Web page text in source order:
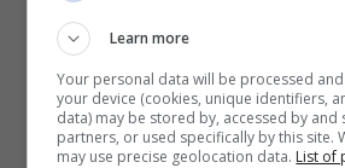
nasconde una leggenda
conosciuta solo dai residenti.
tradizione locale, il lago è in
d’accesso a un regno
Learn more
Your personal data will be processed
your device (cookies, unique identifiers,
data) may be stored by, accessed by and
partners, or used specifically by this site.
may use precise geolocation data. List of